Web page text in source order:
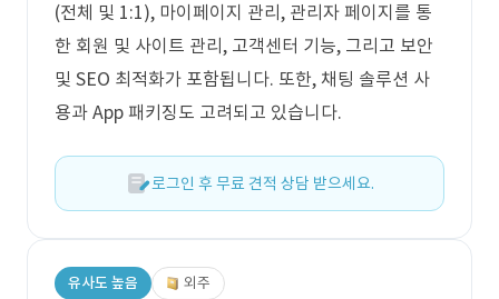
(전체 및 1:1), 마이페이지 관리, 관리자 페이지를 통
한 회원 및 사이트 관리, 고객센터 기능, 그리고 보안
및 SEO 최적화가 포함됩니다. 또한, 채팅 솔루션 사
용과 App 패키징도 고려되고 있습니다.
로그인 후 무료 견적 상담 받으세요.
유사도 높음 외주